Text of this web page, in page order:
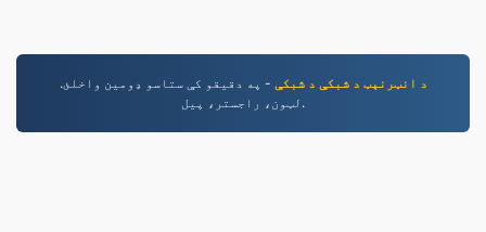
د انټرنېټ د شبکې د شبکې - په دقیقو کې ستاسو ډومین واخلئ.
لټون، راجستر، پیل.